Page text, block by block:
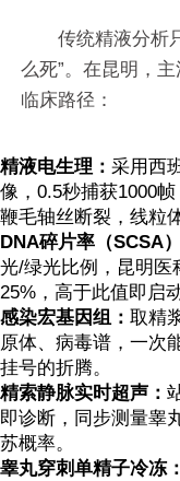
传统精液分析
么死”。在昆明，
临床路径：
精液电生理： 采用西
像，0.5秒捕获1000
鞭毛轴丝断裂，线粒
DNA碎片率（SCSA
光/绿光比例，昆明医
25%，高于此值即启
感染宏基因组： 取精
原体、病毒谱，一次
挂号的折腾。
精索静脉实时超声：
即诊断，同步测量睾
苏概率。
睾丸穿刺单精子冷冻：